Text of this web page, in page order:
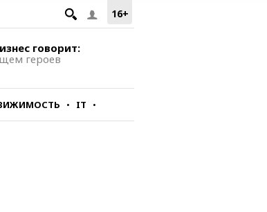
16+
говорит:
героев
IT